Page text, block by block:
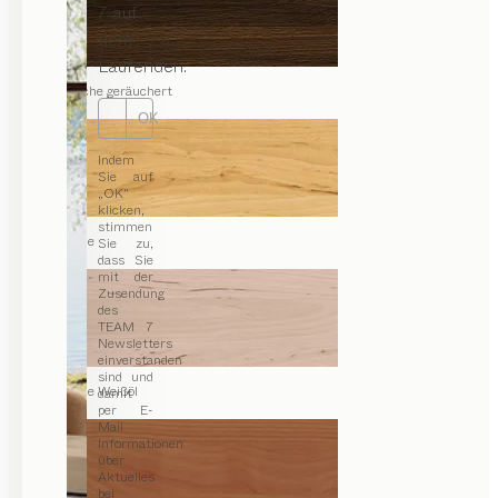
7 auf
dem
Laufenden.
OK
Indem
Sie auf
„OK“
klicken,
stimmen
Sie zu,
dass Sie
mit der
Zusendung
des
TEAM 7
Newsletters
einverstanden
sind und
damit
per E-
Mail
Informationen
über
Aktuelles
bei
Eiche geräuchert
Erle
Erle Weißöl